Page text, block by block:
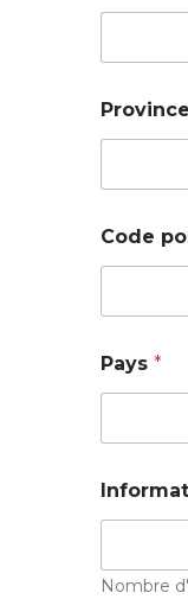
*
*
Code
Pays *
Nombre